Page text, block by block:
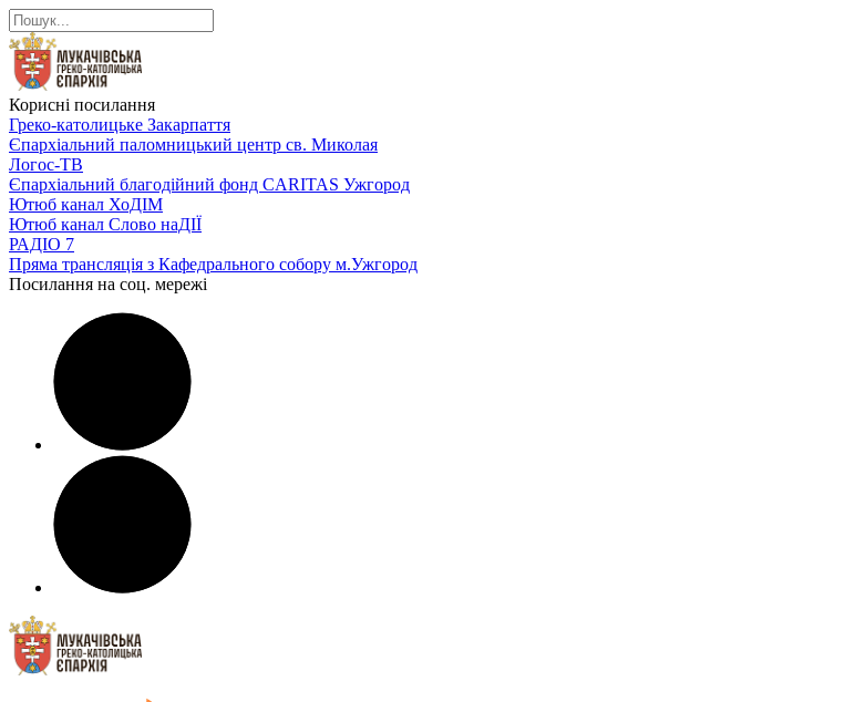
Корисні посилання
Греко-католицьке Закарпаття
Єпархіальний паломницький центр св. Миколая
Логос-ТВ
Єпархіальний благодійний фонд CARITAS Ужгород
Ютюб канал ХоДІМ
Ютюб канал Слово наДІЇ
РАДІО 7
Пряма трансляція з Кафедрального собору м.Ужгород
Посилання на соц. мережі